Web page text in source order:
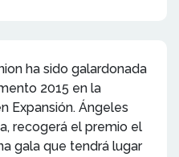
ha sido galardonada
2015 en la
Expansión. Ángeles
recogerá el premio el
gala que tendrá lugar